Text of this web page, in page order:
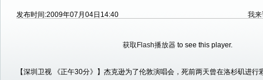
发布时间:2009年07月04日14:40 我
获取Flash播放器 to see this player.
【深圳卫视 《正午30分》】杰克逊为了伦敦演唱会，死前两天曾在洛杉矶进行